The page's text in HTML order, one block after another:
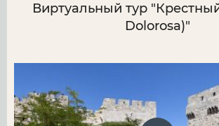
Виртуальный тур
Dolorosa)"